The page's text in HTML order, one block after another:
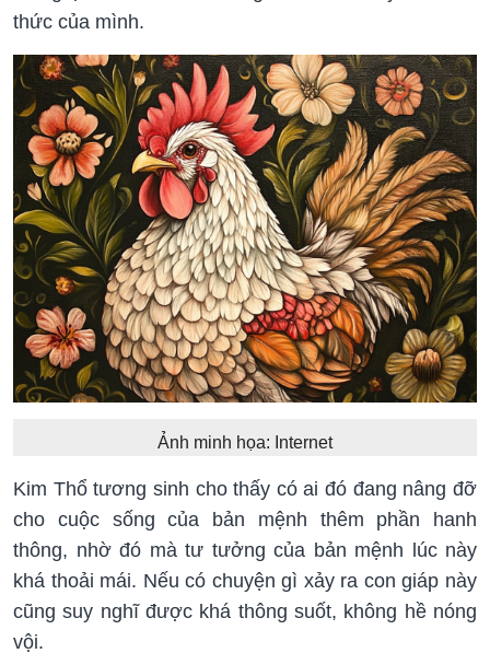
thức của mình.
Ảnh minh họa: Internet
Kim Thổ tương sinh cho thấy có ai đó đang nâng đỡ
cho cuộc sống của bản mệnh thêm phần hanh
thông, nhờ đó mà tư tưởng của bản mệnh lúc này
khá thoải mái. Nếu có chuyện gì xảy ra con giáp này
cũng suy nghĩ được khá thông suốt, không hề nóng
vội.